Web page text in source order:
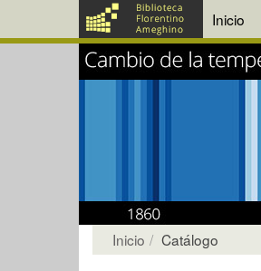
Inicio
Inicio Catálogo